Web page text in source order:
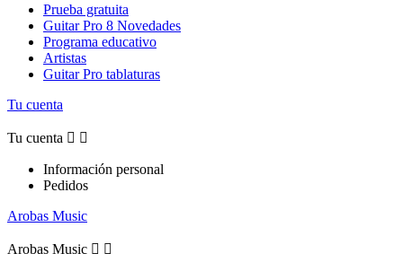
Prueba gratuita
Guitar Pro 8 Novedades
Programa educativo
Artistas
Guitar Pro tablaturas
Tu cuenta
Tu cuenta  
Información personal
Pedidos
Arobas Music
Arobas Music  